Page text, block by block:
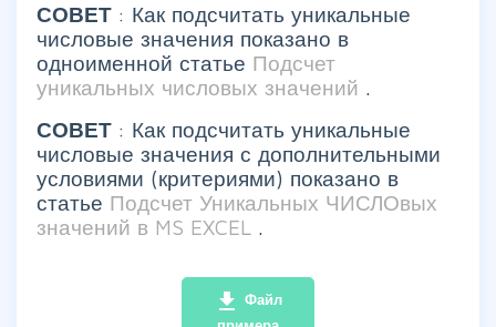
СОВЕТ : Как подсчитать уникальные
числовые значения показано в
одноименной статье Подсчет
уникальных числовых значений .
СОВЕТ : Как подсчитать уникальные
числовые значения с дополнительными
условиями (критериями) показано в
статье Подсчет Уникальных ЧИСЛОвых
значений в MS EXCEL .
file_download Файл